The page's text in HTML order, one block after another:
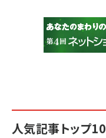
人気記事トップ10